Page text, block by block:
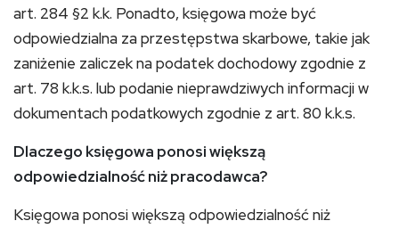
art. 284 §2 k.k. Ponadto, księgowa może być
odpowiedzialna za przestępstwa skarbowe, takie jak
zaniżenie zaliczek na podatek dochodowy zgodnie z
art. 78 k.k.s. lub podanie nieprawdziwych informacji w
dokumentach podatkowych zgodnie z art. 80 k.k.s.
Dlaczego księgowa ponosi większą
odpowiedzialność niż pracodawca?
Księgowa ponosi większą odpowiedzialność niż